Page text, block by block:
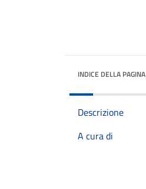
INDICE DELLA PAGINA
Descrizione
A cura di